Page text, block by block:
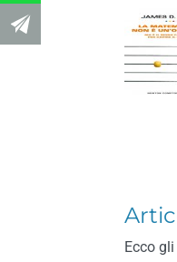
Ecco